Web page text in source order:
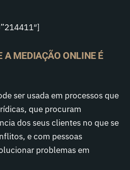
A MEDIAÇÃO ONLINE É
ser usada em processos que
que procuram
dos seus clientes no que se
e com pessoas
problemas em